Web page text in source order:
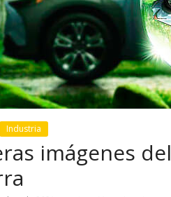
Industria
imágenes